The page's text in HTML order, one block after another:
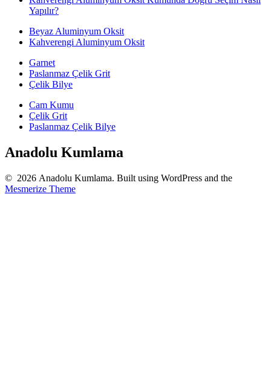
Yapılır?
Beyaz Aluminyum Oksit
Kahverengi Aluminyum Oksit
Garnet
Paslanmaz Çelik Grit
Çelik Bilye
Cam Kumu
Çelik Grit
Paslanmaz Çelik Bilye
Anadolu Kumlama
© 2026 Anadolu Kumlama. Built using WordPress and the
Mesmerize Theme